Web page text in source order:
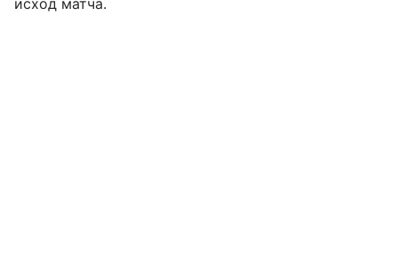
исход матча.